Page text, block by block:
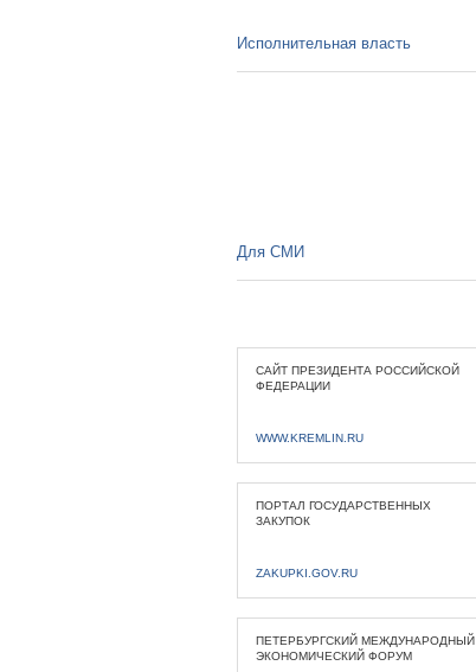
Исполнительная власть
Для СМИ
САЙТ ПРЕЗИДЕНТА РОССИЙСКОЙ
ФЕДЕРАЦИИ
WWW.KREMLIN.RU
ПОРТАЛ ГОСУДАРСТВЕННЫХ
ЗАКУПОК
ZAKUPKI.GOV.RU
ПЕТЕРБУРГСКИЙ МЕЖДУНАРОДНЫЙ
ЭКОНОМИЧЕСКИЙ ФОРУМ